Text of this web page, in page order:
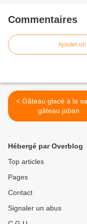
Commentaires
Ajouter
< Gâteau glacé à la saveur
gâteau jaban
Hébergé par Overblog
Top articles
Pages
Contact
Signaler un abus